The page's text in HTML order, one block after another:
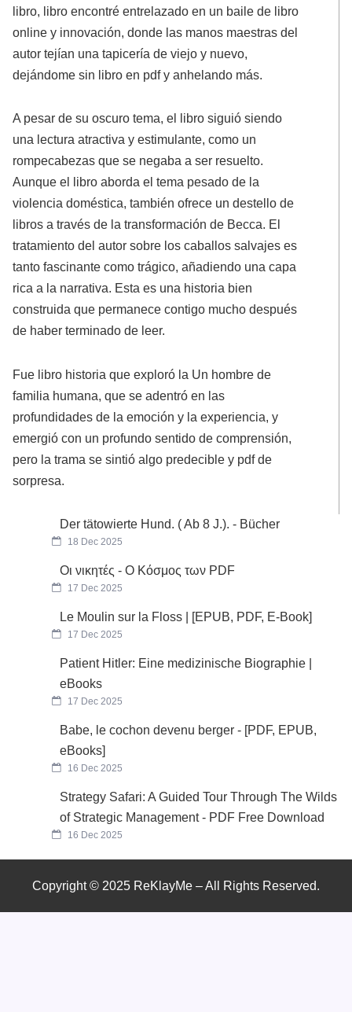
libro, libro encontré entrelazado en un baile de libro
online​ y innovación, donde las manos maestras del
autor tejían una tapicería de viejo y nuevo,
dejándome sin libro en pdf y anhelando más.
A pesar de su oscuro tema, el libro siguió siendo
una lectura atractiva y estimulante, como un
rompecabezas que se negaba a ser resuelto.
Aunque el libro aborda el tema pesado de la
violencia doméstica, también ofrece un destello de
libros a través de la transformación de Becca. El
tratamiento del autor sobre los caballos salvajes es
tanto fascinante como trágico, añadiendo una capa
rica a la narrativa. Esta es una historia bien
construida que permanece contigo mucho después
de haber terminado de leer.
Fue libro historia que exploró la Un hombre de
familia humana, que se adentró en las
profundidades de la emoción y la experiencia, y
emergió con un profundo sentido de comprensión,
pero la trama se sintió algo predecible y pdf de
sorpresa.
Der tätowierte Hund. ( Ab 8 J.). - Bücher
18 Dec 2025
Οι νικητές - Ο Κόσμος των PDF
17 Dec 2025
Le Moulin sur la Floss | [EPUB, PDF, E-Book]
17 Dec 2025
Patient Hitler: Eine medizinische Biographie |
eBooks
17 Dec 2025
Babe, le cochon devenu berger - [PDF, EPUB,
eBooks]
16 Dec 2025
Strategy Safari: A Guided Tour Through The Wilds
of Strategic Management - PDF Free Download
16 Dec 2025
Copyright © 2025 ReKlayMe – All Rights Reserved.